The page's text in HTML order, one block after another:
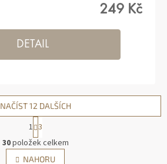
249 Kč
DETAIL
O
V
L
NAČÍST 12 DALŠÍCH
S
1 3
30položek celkem
NAHORU